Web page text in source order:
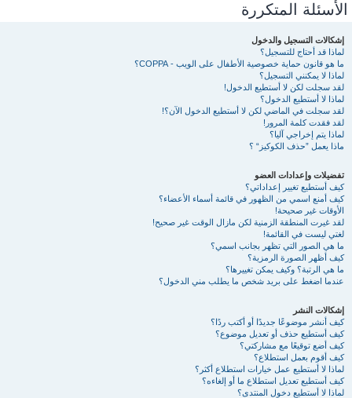
الأسئلة المتكررة
إشكالات التسجيل والدخول
لماذا قد أحتاج للتسجيل؟
ما هو قانون حماية خصوصية الأطفال على الويب - COPPA؟
لماذا لا يمكنني التسجيل؟
لقد سجلت لكن لا أستطيع الدخول!
لماذا لا أستطيع الدخول؟
لقد سجلت في الماضي لكن لا أستطيع الدخول الآن؟!
لقد فقدت كلمة المرور!
لماذا يتم إخراجي آليا؟
ماذا يعمل ”حذف الكوكيز“ ؟
تفضيلات وإعدادات العضو
كيف أستطيع تغيير إعداداتي؟
كيف أمنع اسمي من الظهور في قائمة أسماء الأعضاء؟
الأوقات غير صحيحة!
لقد غيرت المنطقة الزمنية لكن مازال الوقت غير صحيح!
لغتي ليست في القائمة!
ما هي الصور التي تظهر بجانب اسمي؟
كيف أظهر الصورة الرمزية؟
ما هي الرتبة؟ وكيف يمكن تغييرها؟
عندما اضغط على بريد شخص ما يطلب مني الدخول؟
إشكالات النشر
كيف أنشر موضوعًا جديدًا أو أكتب ردًا؟
كيف أستطيع حذف أو تعديل موضوع؟
كيف أضع توقيعًا مع مشاركتي؟
كيف أقوم بعمل استطلاع؟
لماذا لا أستطيع عمل خيارات استطلاع أكثر؟
كيف أستطيع تعديل استطلاع ما أو إلغاءه؟
لماذا لا أستطيع دخول المنتدى؟